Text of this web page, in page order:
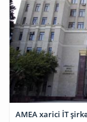
AMEA xarici İT